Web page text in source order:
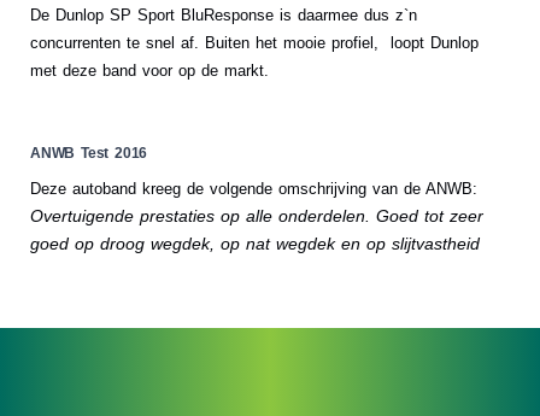
De Dunlop SP Sport BluResponse is daarmee dus z`n
concurrenten te snel af. Buiten het mooie profiel, loopt Dunlop
met deze band voor op de markt.
ANWB Test 2016
Deze autoband kreeg de volgende omschrijving van de ANWB:
Overtuigende prestaties op alle onderdelen. Goed tot zeer
goed op droog wegdek, op nat wegdek en op slijtvastheid